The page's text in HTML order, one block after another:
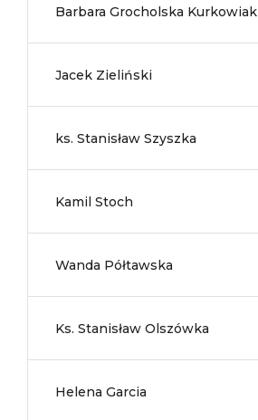
Barbara Grocholska Kurkowiak
Jacek Zieliński
ks. Stanisław Szyszka
Kamil Stoch
Wanda Półtawska
Ks. Stanisław Olszówka
Helena Garcia